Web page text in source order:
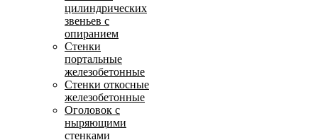
цилиндрических
звеньев с
опиранием
Стенки
портальные
железобетонные
Стенки откосные
железобетонные
Оголовок с
ныряющими
стенками